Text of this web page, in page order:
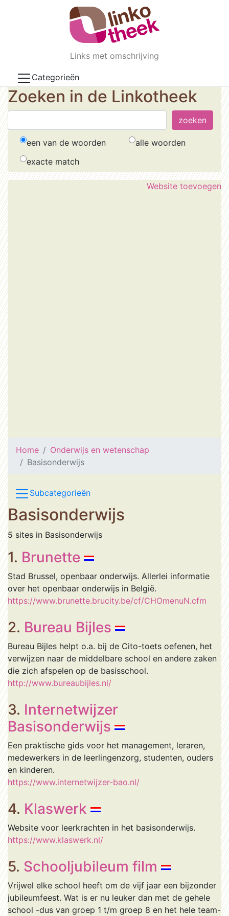
Skip to main content
Links met omschrijving
Categorieën
Zoeken in de Linkotheek
een van de woorden
alle woorden
exacte match
Website toevoegen
Home
Onderwijs en wetenschap
Basisonderwijs
Subcategorieën
Basisonderwijs
5 sites in Basisonderwijs
1. Brunette
Stad Brussel, openbaar onderwijs. Allerlei informatie
over het openbaar onderwijs in België.
https://www.brunette.brucity.be/cf/CHOmenuN.cfm
2. Bureau Bijles
Bureau Bijles helpt o.a. bij de Cito-toets oefenen, het
verwijzen naar de middelbare school en andere zaken
die zich afspelen op de basisschool.
http://www.bureaubijles.nl/
3. Internetwijzer
Basisonderwijs
Een praktische gids voor het management, leraren,
medewerkers in de leerlingenzorg, studenten, ouders
en kinderen.
https://www.internetwijzer-bao.nl/
4. Klaswerk
Website voor leerkrachten in het basisonderwijs.
https://www.klaswerk.nl/
5. Schooljubileum film
Vrijwel elke school heeft om de vijf jaar een bijzonder
jubileumfeest. Wat is er nu leuker dan met de gehele
school -dus van groep 1 t/m groep 8 en het hele team-